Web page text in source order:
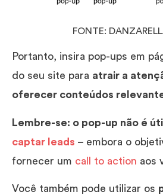
FONTE:
Portanto, insira pop-ups em
do seu site para atrair a
oferecer conteúdos
Lembre-se: o pop-up não é
captar leads – embora o
fornecer um call to action aos
Você também pode utilizar os